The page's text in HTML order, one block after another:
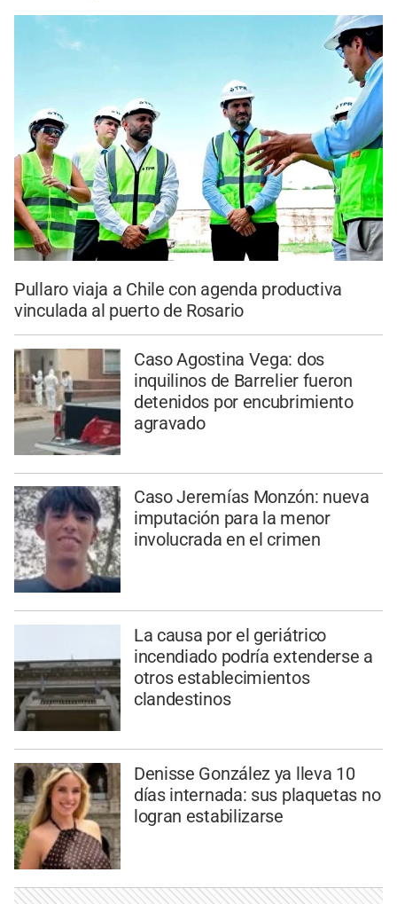
Pullaro viaja a Chile con agenda productiva
vinculada al puerto de Rosario
Caso Agostina Vega: dos
inquilinos de Barrelier fueron
detenidos por encubrimiento
agravado
Caso Jeremías Monzón: nueva
imputación para la menor
involucrada en el crimen
La causa por el geriátrico
incendiado podría extenderse a
otros establecimientos
clandestinos
Denisse González ya lleva 10
días internada: sus plaquetas no
logran estabilizarse